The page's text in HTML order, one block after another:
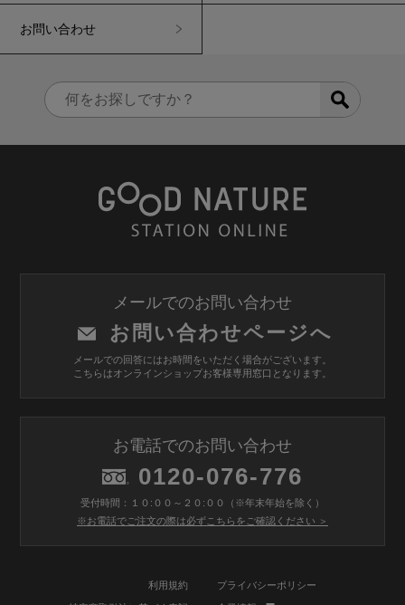
お問い合わせ
メールでのお問い合わせ
お問い合わせページへ
メールでの回答にはお時間をいただく場合がございます。
こちらはオンラインショップお客様専用窓口となります。
お電話でのお問い合わせ
0120-076-776
受付時間：１０:００～２０:００（※年末年始を除く）
※お電話でご注文の際は必ずこちらをご確認ください ＞
利用規約 プライバシーポリシー